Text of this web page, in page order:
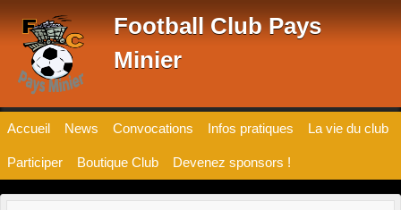
Football Club Pays
Minier
Accueil News Convocations Infos pratiques La vie du club
Participer Boutique Club Devenez sponsors !